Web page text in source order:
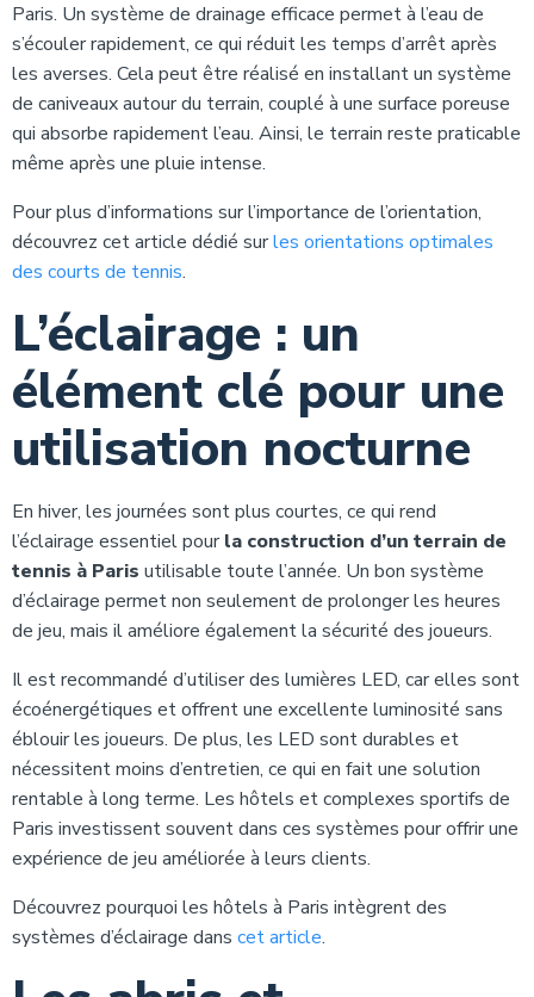
Paris. Un système de drainage efficace permet à l’eau de
s’écouler rapidement, ce qui réduit les temps d’arrêt après
les averses. Cela peut être réalisé en installant un système
de caniveaux autour du terrain, couplé à une surface poreuse
qui absorbe rapidement l’eau. Ainsi, le terrain reste praticable
même après une pluie intense.
Pour plus d’informations sur l’importance de l’orientation,
découvrez cet article dédié surles orientations optimales
des courts de tennis.
L’éclairage : un
élément clé pour une
utilisation nocturne
En hiver, les journées sont plus courtes, ce qui rend
l’éclairage essentiel pourla construction d’un terrain de
tennis à Paris utilisable toute l’année. Un bon système
d’éclairage permet non seulement de prolonger les heures
de jeu, mais il améliore également la sécurité des joueurs.
Il est recommandé d’utiliser des lumières LED, car elles sont
écoénergétiques et offrent une excellente luminosité sans
éblouir les joueurs. De plus, les LED sont durables et
nécessitent moins d’entretien, ce qui en fait une solution
rentable à long terme. Les hôtels et complexes sportifs de
Paris investissent souvent dans ces systèmes pour offrir une
expérience de jeu améliorée à leurs clients.
Découvrez pourquoi les hôtels à Paris intègrent des
systèmes d’éclairage dans cet article.